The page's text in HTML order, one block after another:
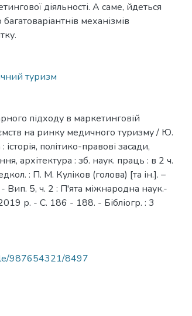
діяльності. А саме, йдеться
механізмів
туризм
підходу в маркетинговій
на ринку медичного туризму / Ю.
політико-правові засади,
архітектура : зб. наук. праць : в 2 ч.
: П. М. Куліков (голова) [та ін.]. –
Вип. 5, ч. 2 : П'ята міжнародна наук.-
р. - С. 186 - 188. - Бібліогр. : 3
987654321/8497